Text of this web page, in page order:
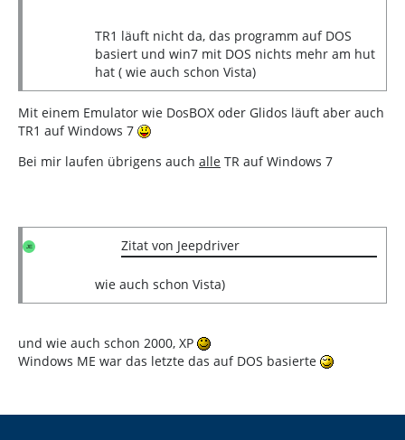
TR1 läuft nicht da, das programm auf DOS
basiert und win7 mit DOS nichts mehr am hut
hat ( wie auch schon Vista)
Mit einem Emulator wie DosBOX oder Glidos läuft aber auch
TR1 auf Windows 7
Bei mir laufen übrigens auch alle TR auf Windows 7
Zitat von Jeepdriver
wie auch schon Vista)
und wie auch schon 2000, XP
Windows ME war das letzte das auf DOS basierte